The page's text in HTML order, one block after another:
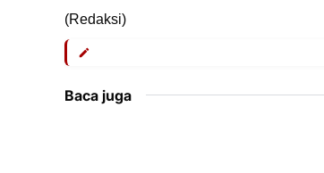
(Redaksi)
Baca juga